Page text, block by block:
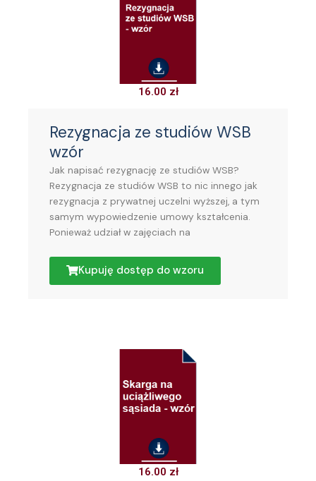
16.00 zł
Rezygnacja ze studiów WSB
wzór
Jak napisać rezygnację ze studiów WSB?
Rezygnacja ze studiów WSB to nic innego jak
rezygnacja z prywatnej uczelni wyższej, a tym
samym wypowiedzenie umowy kształcenia.
Ponieważ udział w zajęciach na
Kupuję dostęp do wzoru
16.00 zł